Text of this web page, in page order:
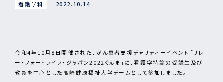
看護学科 2022.10.14
令和4年10月8日開催された、がん患者支援チャリティーイベント「リレ
ー・フォー・ライフ・ジャパン2022ぐんま」に、看護学特論の受講生及び
教員を中心とした高崎健康福祉大学チームとして参加しました。